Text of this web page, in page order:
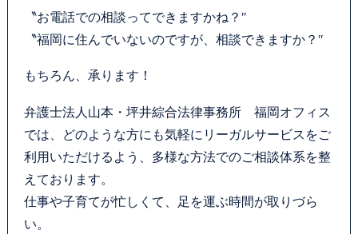
法律相談継続サポートプラン
よくあるご質問
SDGs宣言
リモート相談
お知らせ
〝お電話での相談ってできますかね？″
〝福岡に住んでいないのですが、相談できますか？″
もちろん、承ります！
弁護士法人山本・坪井綜合法律事務所 福岡オフィス
では、どのような方にも気軽にリーガルサービスをご
利用いただけるよう、多様な方法でのご相談体系を整
えております。
仕事や子育てが忙しくて、足を運ぶ時間が取りづら
い。